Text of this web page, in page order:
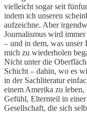
vielleicht sogar seit
indem ich unseren
aufzeichne. Aber
Journalismus wird
– und in dem, was unser
mich zu wiederholen
Nicht unter die
Schicht – dahin, wo es
in der Sachliteratur
einem Amerika zu
Gefühl, Elternteil in
Gesellschaft, die sich